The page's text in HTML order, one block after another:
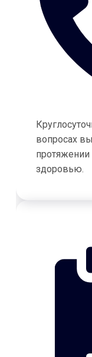
вопросах
протяжении
здоровью.